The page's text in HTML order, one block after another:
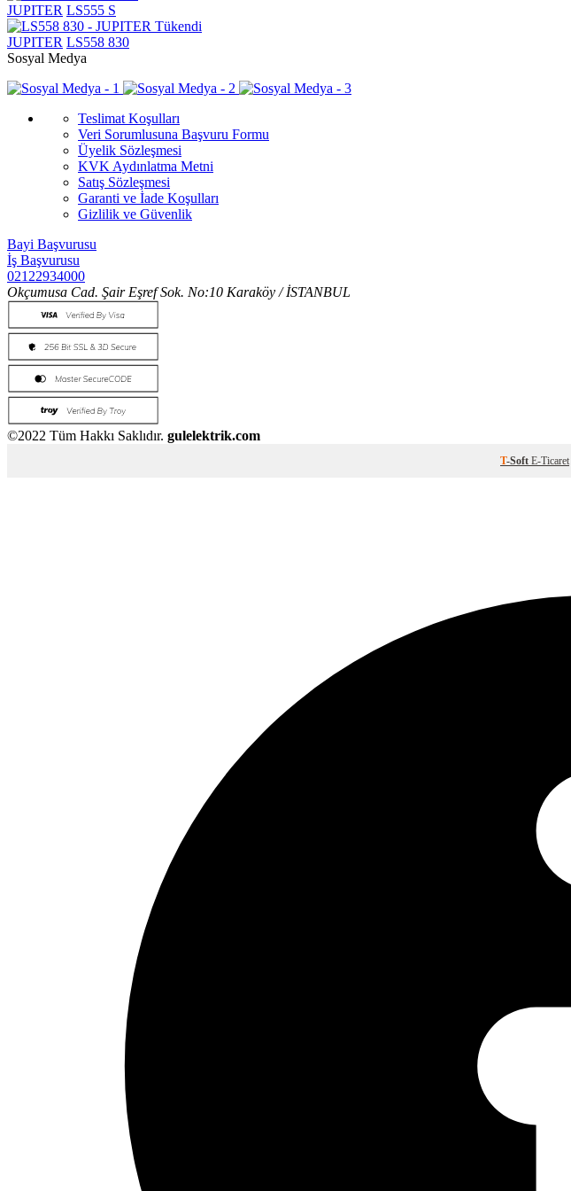
JUPITER LS555 S
Tükendi
JUPITER LS558 830
Sosyal Medya
Teslimat Koşulları
Veri Sorumlusuna Başvuru Formu
Üyelik Sözleşmesi
KVK Aydınlatma Metni
Satış Sözleşmesi
Garanti ve İade Koşulları
Gizlilik ve Güvenlik
Bayi Başvurusu
İş Başvurusu
02122934000
Okçumusa Cad. Şair Eşref Sok. No:10 Karaköy / İSTANBUL
©2022 Tüm Hakkı Saklıdır. gulelektrik.com
T-Soft E-Ticaret